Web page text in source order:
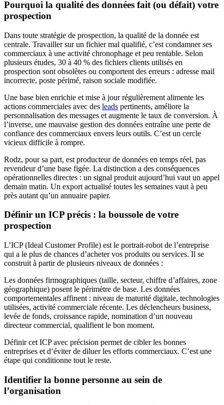
Pourquoi la qualité des données fait (ou défait) votre
prospection
Dans toute stratégie de prospection, la qualité de la donnée est
centrale. Travailler sur un fichier mal qualifié, c’est condamner ses
commerciaux à une activité chronophage et peu rentable. Selon
plusieurs études, 30 à 40 % des fichiers clients utilisés en
prospection sont obsolètes ou comportent des erreurs : adresse mail
incorrecte, poste périmé, raison sociale modifiée.
Une base bien enrichie et mise à jour régulièrement alimente les
actions commerciales avec des leads pertinents, améliore la
personnalisation des messages et augmente le taux de conversion. À
l’inverse, une mauvaise gestion des données entraîne une perte de
confiance des commerciaux envers leurs outils. C’est un cercle
vicieux difficile à rompre.
Rodz, pour sa part, est producteur de données en temps réel, pas
revendeur d’une base figée. La distinction a des conséquences
opérationnelles directes : un signal produit aujourd’hui vaut un appel
demain matin. Un export actualisé toutes les semaines vaut à peu
près autant qu’un annuaire papier.
Définir un ICP précis : la boussole de votre
prospection
L’ICP (Ideal Customer Profile) est le portrait-robot de l’entreprise
qui a le plus de chances d’acheter vos produits ou services. Il se
construit à partir de plusieurs niveaux de données :
Les données firmographiques (taille, secteur, chiffre d’affaires, zone
géographique) posent le périmètre de base. Les données
comportementales affinent : niveau de maturité digitale, technologies
utilisées, activité commerciale récente. Les déclencheurs business,
levée de fonds, croissance rapide, nomination d’un nouveau
directeur commercial, qualifient le bon moment.
Définir cet ICP avec précision permet de cibler les bonnes
entreprises et d’éviter de diluer les efforts commerciaux. C’est une
étape qui conditionne tout le reste.
Identifier la bonne personne au sein de
l’organisation